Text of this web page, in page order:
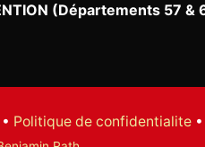
(Départements 57 &
Politique de confidentialite•